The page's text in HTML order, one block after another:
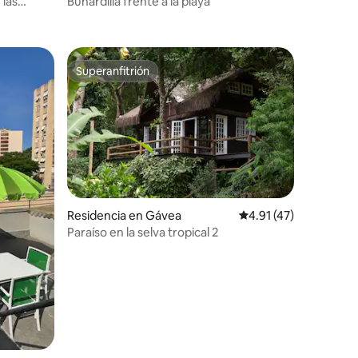
Superanfitrión
Superanfitrión
Residencia en Gávea Calificación
4.91 (47)
Paraíso en la selva tropical 2